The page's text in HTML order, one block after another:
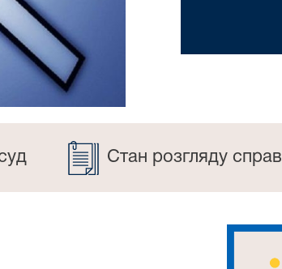
Стан розгляду справ